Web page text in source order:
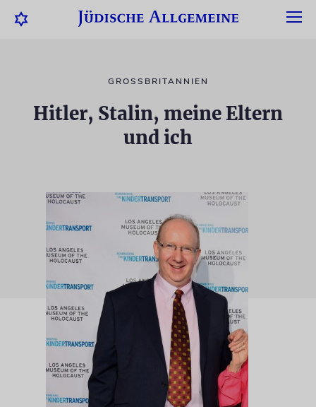
GROSSBRITANNIEN
Hitler, Stalin, meine Eltern
und ich